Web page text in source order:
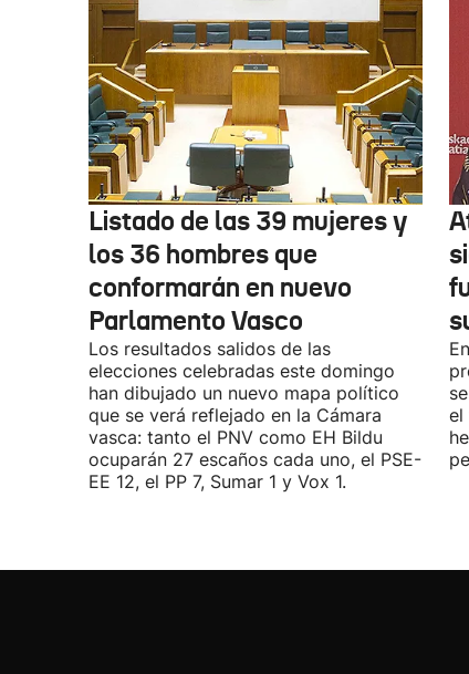
Listado de las 39 mujeres y
los 36 hombres que
conformarán en nuevo
Parlamento Vasco
Los resultados salidos de las
elecciones celebradas este domingo
han dibujado un nuevo mapa político
que se verá reflejado en la Cámara
vasca: tanto el PNV como EH Bildu
ocuparán 27 escaños cada uno, el PSE-
EE 12, el PP 7, Sumar 1 y Vox 1.
el